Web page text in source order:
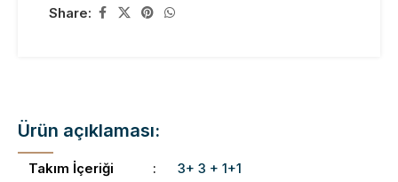
Share:
Ürün açıklaması:
Takım İçeriği :
3+ 3 + 1+1